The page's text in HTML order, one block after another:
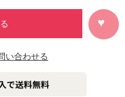
い合わせる